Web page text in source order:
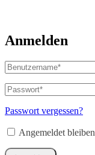
Anmelden
Benutzername
oder
E-
Mail-
Adresse*
Passwort*
Erforderlich
Passwort vergessen?
Angemeldet bleiben